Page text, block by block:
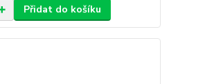
Přidat do košíku